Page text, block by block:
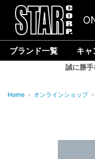
ブランド一覧 キャ
誠に勝
Home ＞ オンラインショップ ＞